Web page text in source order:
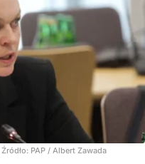
Źródło: PAP / Albert Zawada